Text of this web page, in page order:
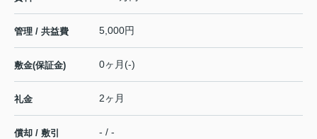
管理 / 共益費 5,000円
敷金(保証金) 0ヶ月(-)
礼金 2ヶ月
償却 / 敷引 - / -